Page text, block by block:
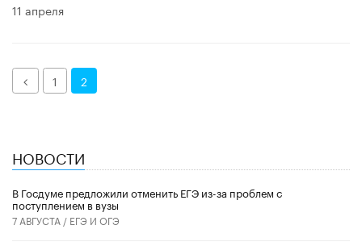
11 апреля
Назад1 2
НОВОСТИ
В Госдуме предложили отменить ЕГЭ из-за проблем с
поступлением в вузы
7 АВГУСТА / ЕГЭ И ОГЭ